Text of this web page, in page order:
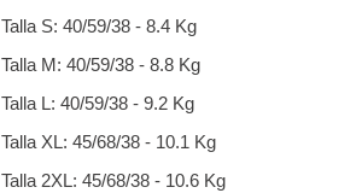
Talla S: 40/59/38 - 8.4 Kg
Talla M: 40/59/38 - 8.8 Kg
Talla L: 40/59/38 - 9.2 Kg
Talla XL: 45/68/38 - 10.1 Kg
Talla 2XL: 45/68/38 - 10.6 Kg